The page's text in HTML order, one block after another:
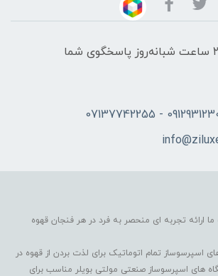
هفت روز هفته ، ۲۴ ساعت شبانه‌روز پاسخگوی شما
ارائه تجربه ای منحصر به فرد در هر فنجان قهوه
اسپرسوساز تمام اتوماتیک برای لذت بردن از قهوه در
های اسپرسوساز صنعتی مولتی بویلر مناسب برای